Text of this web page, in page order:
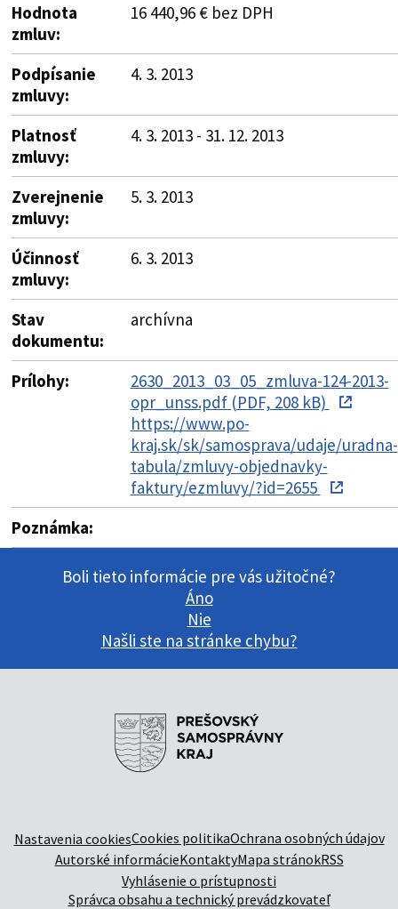
Hodnota
zmluv:
16 440,96 € bez DPH
Podpísanie
zmluvy:
4. 3. 2013
Platnosť
zmluvy:
4. 3. 2013 - 31. 12. 2013
Zverejnenie
zmluvy:
5. 3. 2013
Účinnosť
zmluvy:
6. 3. 2013
Stav
dokumentu:
archívna
Prílohy:
2630_2013_03_05_zmluva-124-2013-
opr_unss.pdf (PDF, 208 kB)
https://www.po-
kraj.sk/sk/samosprava/udaje/uradna-
tabula/zmluvy-objednavky-
faktury/ezmluvy/?id=2655
Poznámka:
Boli tieto informácie pre vás užitočné?
Áno
Nie
Našli ste na stránke chybu?
Nastavenia cookiesCookies politikaOchrana osobných údajov
Autorské informácieKontaktyMapa stránokRSS
Vyhlásenie o prístupnosti
Správca obsahu a technický prevádzkovateľ